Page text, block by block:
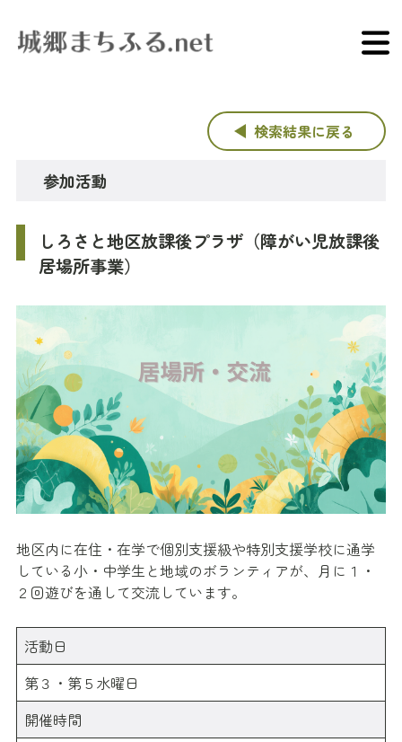
検索結果に戻る
参加活動
しろさと地区放課後プラザ（障がい児放課後
居場所事業）
地区内に在住・在学で個別支援級や特別支援学校に通学
している小・中学生と地域のボランティアが、月に１・
２回遊びを通して交流しています。
活動日
第３・第５水曜日
開催時間